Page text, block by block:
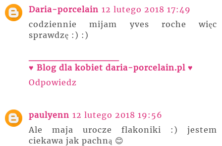
Daria-porcelain 12 lutego 2018 17:49
codziennie mijam yves roche więc
sprawdzę :) :)
♥ Blog dla kobiet daria-porcelain.pl ♥
Odpowiedz
paulyenn 12 lutego 2018 19:56
Ale maja urocze flakoniki :) jestem
ciekawa jak pachną 😊